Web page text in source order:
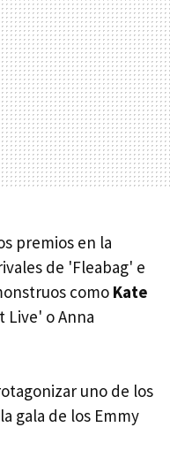
premios en la
de 'Fleabag' e
como Kate
Live' o Anna
uno de los
gala de los Emmy